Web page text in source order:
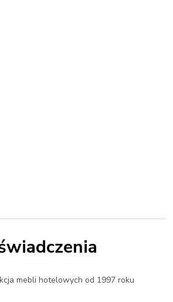
mebli hotelowych od 1997 roku